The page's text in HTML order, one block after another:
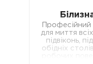
Професійний
для миття
підвіконь,
обідніх